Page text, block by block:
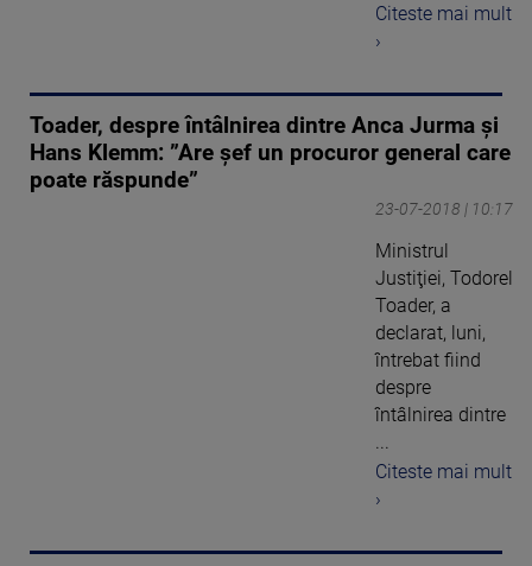
Citeste mai mult
›
Toader, despre întâlnirea dintre Anca Jurma şi
Hans Klemm: ”Are şef un procuror general care
poate răspunde”
23-07-2018 | 10:17
Ministrul
Justiţiei, Todorel
Toader, a
declarat, luni,
întrebat fiind
despre
întâlnirea dintre
...
Citeste mai mult
›